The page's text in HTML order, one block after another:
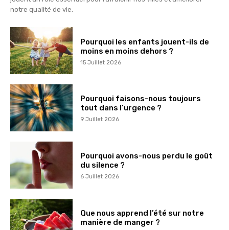
notre qualité de vie.
Pourquoi les enfants jouent-ils de
moins en moins dehors ?
15 Juillet 2026
Pourquoi faisons-nous toujours
tout dans l’urgence ?
9 Juillet 2026
Pourquoi avons-nous perdu le goût
du silence ?
6 Juillet 2026
Que nous apprend l’été sur notre
manière de manger ?